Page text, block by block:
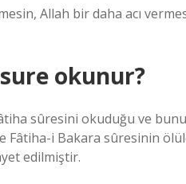
Allah bir daha acı
okunur?
sûresini okuduğu ve
Fâtiha-i Bakara sûresinin
edilmiştir.